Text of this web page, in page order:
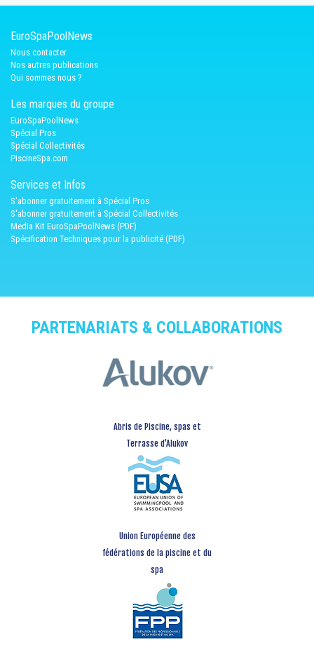
EuroSpaPoolNews
Nous contacter
Nos autres publications
Qui sommes nous ?
Les marques du groupe
EuroSpaPoolNews
Spécial Pros
Spécial Collectivités
PiscineSpa.com
Services et Infos
S'abonner gratuitement à Spécial Pros
S'abonner gratuitement à Spécial Collectivités
Media Kit EuroSpaPoolNews (PDF)
Spécification Techniques pour la publicité (PDF)
PARTENARIATS & COLLABORATIONS
Abris de Piscine, spas et
Terrasse d’Alukov
Union Européenne des
fédérations de la piscine et du
spa